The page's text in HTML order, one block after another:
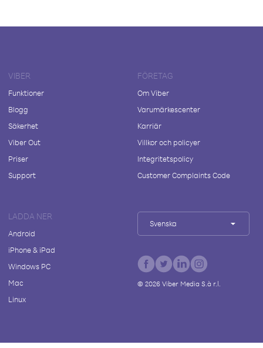
VIBER
Funktioner
Blogg
Säkerhet
Viber Out
Priser
Support
FÖRETAG
Om Viber
Varumärkescenter
Karriär
Villkor och policyer
Integritetspolicy
Customer Complaints Code
LADDA NER
Android
iPhone & iPad
Windows PC
Mac
Linux
Svenska
© 2026Viber Media S.à r.l.